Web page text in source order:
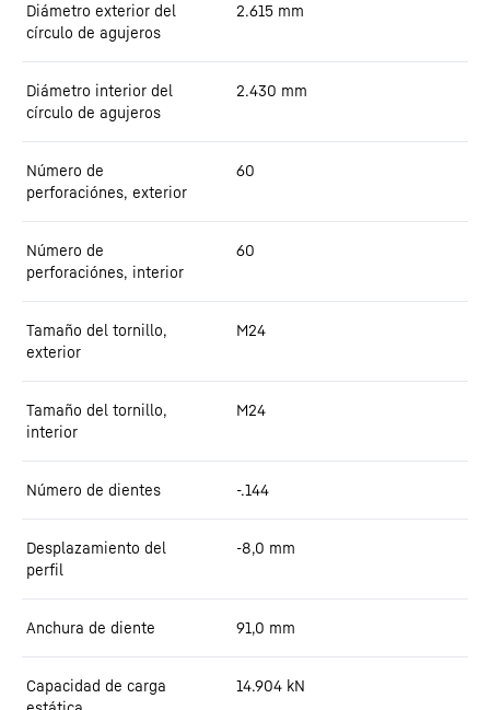
Diámetro exterior del
círculo de agujeros
2.615 mm
Diámetro interior del
círculo de agujeros
2.430 mm
Número de
perforaciónes, exterior
60
Número de
perforaciónes, interior
60
Tamaño del tornillo,
exterior
M24
Tamaño del tornillo,
interior
M24
Número de dientes -.144
Desplazamiento del
perfil
-8,0 mm
Anchura de diente 91,0 mm
Capacidad de carga
14.904 kN